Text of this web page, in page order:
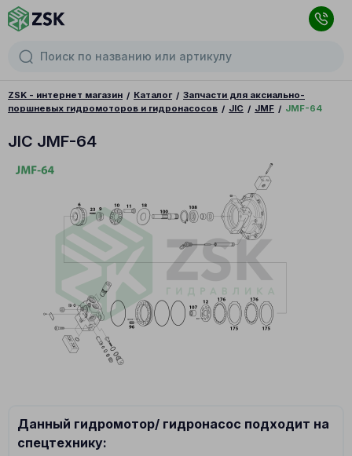
ZSK - интернет магазин Каталог
Запчасти для аксиально-
поршневых гидромоторов и гидронасосов
JIC JMF JMF-64
JIC JMF-64
Данный гидромотор/ гидронасос подходит на
спецтехнику: